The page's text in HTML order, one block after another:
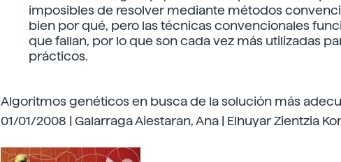
imposibles de resolver mediante métodos
bien por qué, pero las técnicas convencionales
que fallan, por lo que son cada vez más utilizadas
prácticos.
Algoritmos genéticos en busca de la solución más
01/01/2008 | Galarraga Aiestaran, Ana | Elhuyar Zientzia